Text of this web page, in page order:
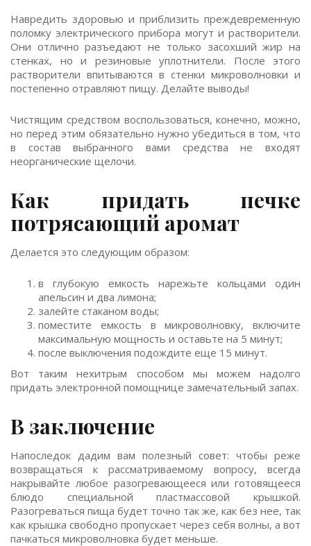
Навредить здоровью и приблизить преждевременную
поломку электрического прибора могут и растворители.
Они отлично разъедают не только засохший жир на
стенках, но и резиновые уплотнители. После этого
растворители впитываются в стенки микроволновки и
постепенно отравляют пищу. Делайте выводы!
Чистящим средством воспользоваться, конечно, можно,
но перед этим обязательно нужно убедиться в том, что
в состав выбранного вами средства не входят
неорганические щелочи.
Как придать печке
потрясающий аромат
Делается это следующим образом:
в глубокую емкость нарежьте кольцами один
апельсин и два лимона;
залейте стаканом воды;
поместите емкость в микроволновку, включите
максимальную мощность и оставьте на 5 минут;
после выключения подождите еще 15 минут.
Вот таким нехитрым способом мы можем надолго
придать электронной помощнице замечательный запах.
В заключение
Напоследок дадим вам полезный совет: чтобы реже
возвращаться к рассматриваемому вопросу, всегда
накрывайте любое разогревающееся или готовящееся
блюдо специальной пластмассовой крышкой.
Разогреваться пища будет точно так же, как без нее, так
как крышка свободно пропускает через себя волны, а вот
пачкаться микроволновка будет меньше.